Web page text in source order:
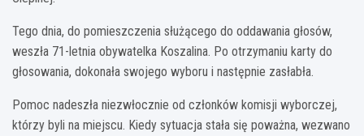
Tego dnia, do pomieszczenia służącego do oddawania głosów,
weszła 71-letnia obywatelka Koszalina. Po otrzymaniu karty do
głosowania, dokonała swojego wyboru i następnie zasłabła.
Pomoc nadeszła niezwłocznie od członków komisji wyborczej,
którzy byli na miejscu. Kiedy sytuacja stała się poważna, wezwano